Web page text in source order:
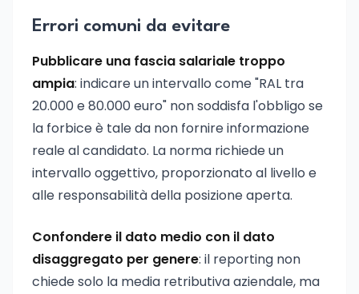
Errori comuni da evitare
Pubblicare una fascia salariale troppo
ampia: indicare un intervallo come "RAL tra
20.000 e 80.000 euro" non soddisfa l'obbligo se
la forbice è tale da non fornire informazione
reale al candidato. La norma richiede un
intervallo oggettivo, proporzionato al livello e
alle responsabilità della posizione aperta.
Confondere il dato medio con il dato
disaggregato per genere: il reporting non
chiede solo la media retributiva aziendale, ma